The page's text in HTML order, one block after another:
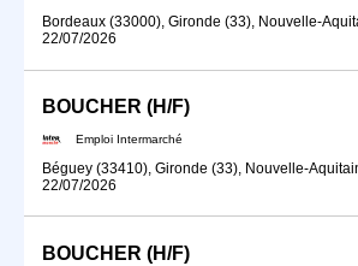
Bordeaux (33000), Gironde (33), Nouvelle-
22/07/2026
BOUCHER (H/F)
Emploi Intermarché
Béguey (33410), Gironde (33), Nouvelle-
22/07/2026
BOUCHER (H/F)